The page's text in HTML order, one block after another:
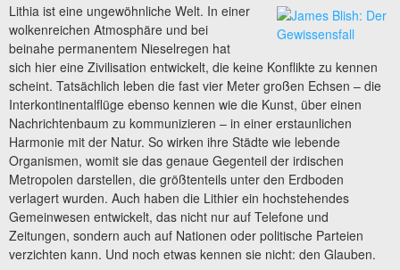
Lithia ist eine ungewöhnliche Welt. In einer
wolkenreichen Atmosphäre und bei
beinahe permanentem Nieselregen hat
sich hier eine Zivilisation entwickelt, die keine Konflikte zu kennen
scheint. Tatsächlich leben die fast vier Meter großen Echsen – die
Interkontinentalflüge ebenso kennen wie die Kunst, über einen
Nachrichtenbaum zu kommunizieren – in einer erstaunlichen
Harmonie mit der Natur. So wirken ihre Städte wie lebende
Organismen, womit sie das genaue Gegenteil der irdischen
Metropolen darstellen, die größtenteils unter den Erdboden
verlagert wurden. Auch haben die Lithier ein hochstehendes
Gemeinwesen entwickelt, das nicht nur auf Telefone und
Zeitungen, sondern auch auf Nationen oder politische Parteien
verzichten kann. Und noch etwas kennen sie nicht: den Glauben.